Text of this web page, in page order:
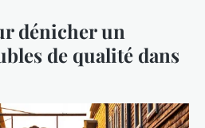
dénicher un
de qualité dans